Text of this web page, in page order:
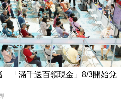
「滿千送百領現金」8/3開始兌